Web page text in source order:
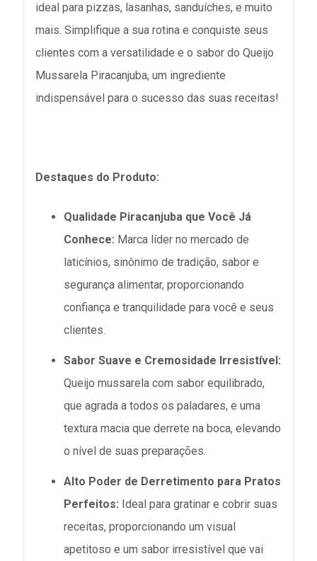
ideal para pizzas, lasanhas, sanduíches, e muito
mais. Simplifique a sua rotina e conquiste seus
clientes com a versatilidade e o sabor do Queijo
Mussarela Piracanjuba, um ingrediente
indispensável para o sucesso das suas receitas!
Destaques do Produto:
Qualidade Piracanjuba que Você Já
Conhece: Marca líder no mercado de
laticínios, sinônimo de tradição, sabor e
segurança alimentar, proporcionando
confiança e tranquilidade para você e seus
clientes.
Sabor Suave e Cremosidade Irresistível:
Queijo mussarela com sabor equilibrado,
que agrada a todos os paladares, e uma
textura macia que derrete na boca, elevando
o nível de suas preparações.
Alto Poder de Derretimento para Pratos
Perfeitos: Ideal para gratinar e cobrir suas
receitas, proporcionando um visual
apetitoso e um sabor irresistível que vai